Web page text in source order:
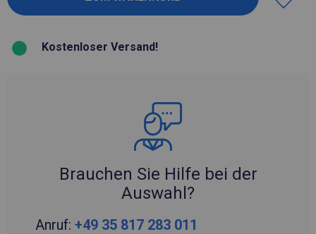
Kostenloser Versand!
Brauchen Sie Hilfe bei der
Auswahl?
Anruf: +49 35 817 283 011